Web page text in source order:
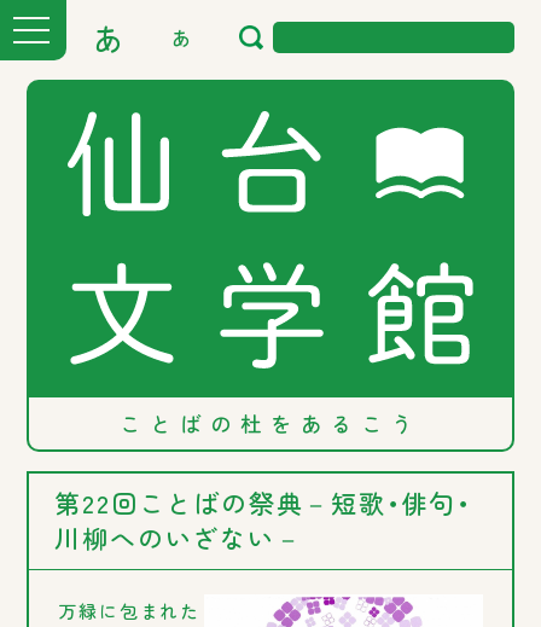
あ あ
ことばの 杜を あるこう
第22回ことばの祭典－短歌・俳句・
川柳へのいざない－
万緑に包まれた